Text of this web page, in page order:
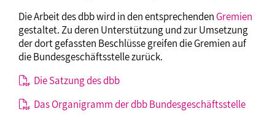
Die Arbeit des dbb wird in den entsprechenden Gremien
gestaltet. Zu deren Unterstützung und zur Umsetzung
der dort gefassten Beschlüsse greifen die Gremien auf
die Bundesgeschäftsstelle zurück.
Die Satzung des dbb
Das Organigramm der dbb Bundesgeschäftsstelle